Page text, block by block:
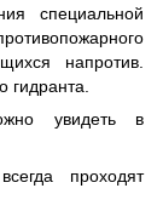
специальной
напротив.
гидранта.
увидеть в
проходят